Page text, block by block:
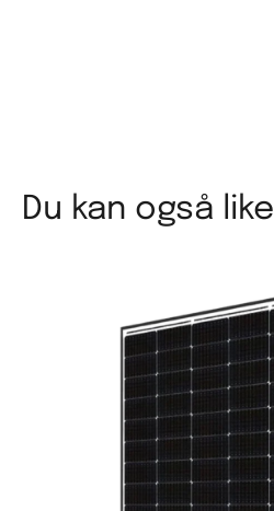
Du kan også like